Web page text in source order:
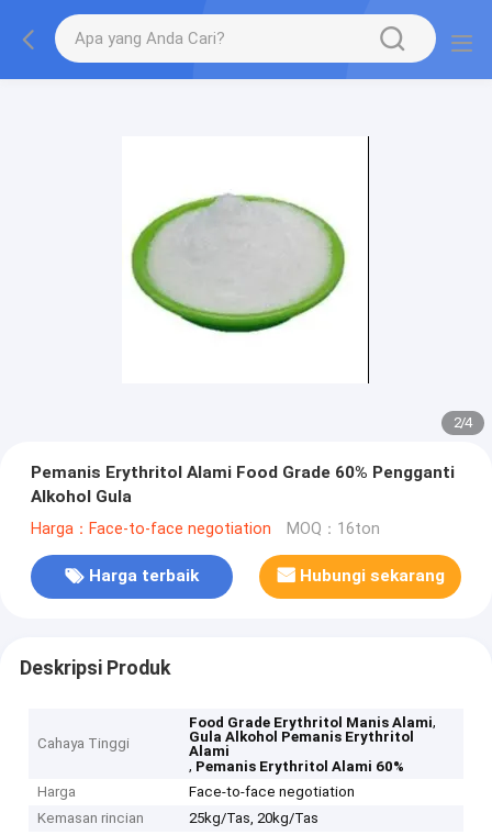
2/4
Pemanis Erythritol Alami Food Grade 60% Pengganti
Alkohol Gula
Harga：Face-to-face negotiation MOQ：16ton
Harga terbaik Hubungi sekarang
Deskripsi Produk
Cahaya Tinggi
Food Grade Erythritol Manis Alami,
Gula Alkohol Pemanis Erythritol
Alami
, Pemanis Erythritol Alami 60%
Harga
Face-to-face negotiation
Kemasan rincian
25kg/Tas, ​​20kg/Tas